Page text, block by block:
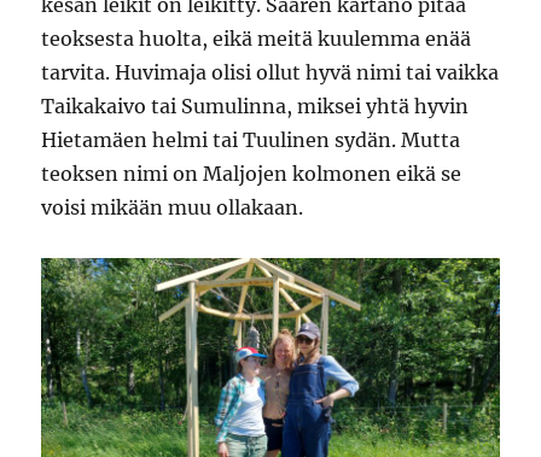
teoksesta huolta, eikä meitä kuulemma enää
tarvita. Huvimaja olisi ollut hyvä nimi tai vaikka
Taikakaivo tai Sumulinna, miksei yhtä hyvin
Hietamäen helmi tai Tuulinen sydän. Mutta
teoksen nimi on Maljojen kolmonen eikä se
voisi mikään muu ollakaan.